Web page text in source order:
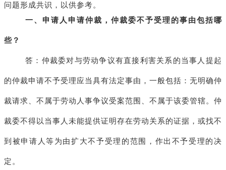
问题形成共识，以供参考。
一、申请人申请仲裁，仲裁委不予受理的事由包括哪
些？
答：仲裁委对与劳动争议有直接利害关系的当事人提起
的仲裁申请不予受理应当具有法定事由，一般包括：无明确仲
裁请求、不属于劳动人事争议受案范围、不属于该委管辖。仲
裁委不得以当事人未能提供证明存在劳动关系的证据，或找不
到被申请人等为由扩大不予受理的范围，作出不予受理的决
定。